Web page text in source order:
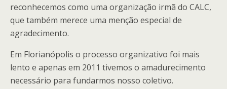
reconhecemos como uma organização irmã do CALC,
que também merece uma menção especial de
agradecimento.
Em Florianópolis o processo organizativo foi mais
lento e apenas em 2011 tivemos o amadurecimento
necessário para fundarmos nosso coletivo.